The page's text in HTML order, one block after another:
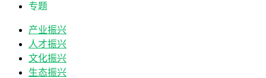
专题
产业振兴
人才振兴
文化振兴
生态振兴